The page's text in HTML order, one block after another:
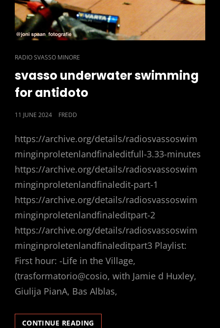
CAT
RADIO SVASSO MINORE
svasso underwater swimming
for antidoto
POSTED
11 JUNE 2024 FREDD
https://archive.org/details/radiosvassoswim
minginproletenlandfinaleditfull-3.33-minutes
https://archive.org/details/radiosvassoswim
minginproletenlandfinaledit-part-1
https://archive.org/details/radiosvassoswim
minginproletenlandfinaleditpart-2
https://archive.org/details/radiosvassoswim
minginproletenlandfinaleditpart3 Playlist:
First hour: -Life in the Village,
(trasformatorio@cosio, with Jamie d Huxley,
Giulija PianA, Bas Alblas,
CONTINUE READING